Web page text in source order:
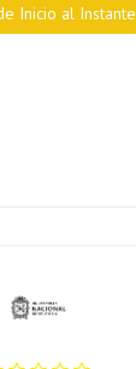
Inicio al Instante